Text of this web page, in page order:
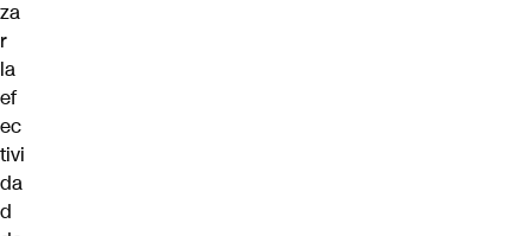
za
r
la
ef
ec
tivi
da
d